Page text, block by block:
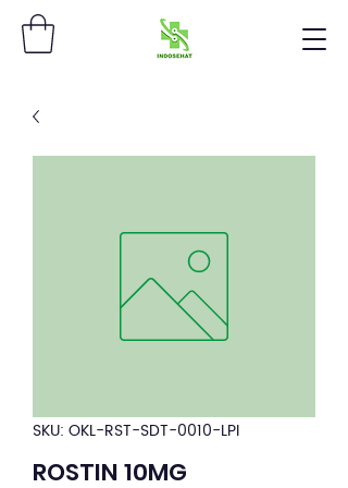
SKU: OKL-RST-SDT-0010-LPI
ROSTIN 10MG